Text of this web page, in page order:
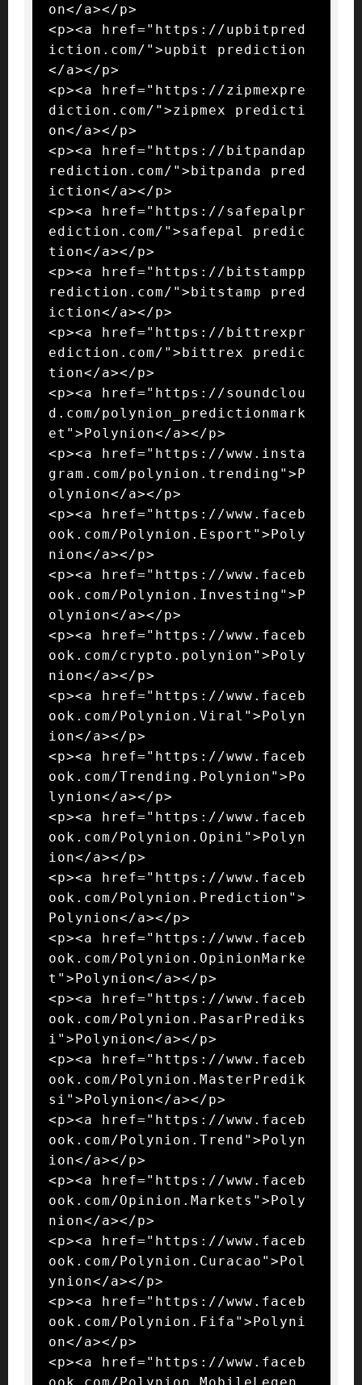
on</a></p>
<p><a href="https://upbitpred
iction.com/">upbit prediction
</a></p>
<p><a href="https://zipmexpre
diction.com/">zipmex predicti
on</a></p>
<p><a href="https://bitpandap
rediction.com/">bitpanda pred
iction</a></p>
<p><a href="https://safepalpr
ediction.com/">safepal predic
tion</a></p>
<p><a href="https://bitstampp
rediction.com/">bitstamp pred
iction</a></p>
<p><a href="https://bittrexpr
ediction.com/">bittrex predic
tion</a></p>
<p><a href="https://soundclou
d.com/polynion_predictionmark
et">Polynion</a></p>
<p><a href="https://www.insta
gram.com/polynion.trending">P
olynion</a></p>
<p><a href="https://www.faceb
ook.com/Polynion.Esport">Poly
nion</a></p>
<p><a href="https://www.faceb
ook.com/Polynion.Investing">P
olynion</a></p>
<p><a href="https://www.faceb
ook.com/crypto.polynion">Poly
nion</a></p>
<p><a href="https://www.faceb
ook.com/Polynion.Viral">Polyn
ion</a></p>
<p><a href="https://www.faceb
ook.com/Trending.Polynion">Po
lynion</a></p>
<p><a href="https://www.faceb
ook.com/Polynion.Opini">Polyn
ion</a></p>
<p><a href="https://www.faceb
ook.com/Polynion.Prediction">
Polynion</a></p>
<p><a href="https://www.faceb
ook.com/Polynion.OpinionMarke
t">Polynion</a></p>
<p><a href="https://www.faceb
ook.com/Polynion.PasarPrediks
i">Polynion</a></p>
<p><a href="https://www.faceb
ook.com/Polynion.MasterPredik
si">Polynion</a></p>
<p><a href="https://www.faceb
ook.com/Polynion.Trend">Polyn
ion</a></p>
<p><a href="https://www.faceb
ook.com/Opinion.Markets">Poly
nion</a></p>
<p><a href="https://www.faceb
ook.com/Polynion.Curacao">Pol
ynion</a></p>
<p><a href="https://www.faceb
ook.com/Polynion.Fifa">Polyni
on</a></p>
<p><a href="https://www.faceb